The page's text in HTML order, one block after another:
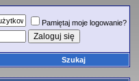
Pamiętaj moje logowanie?
Szukaj